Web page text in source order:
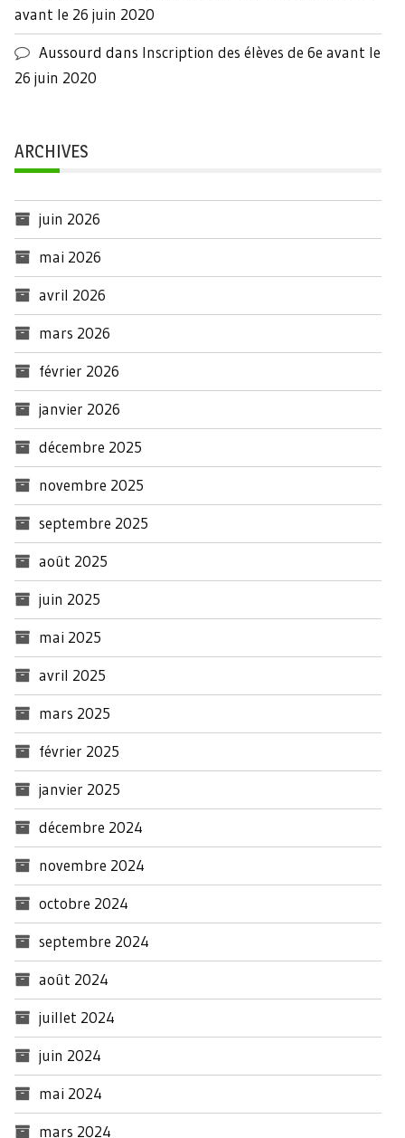
avant le 26 juin 2020
Aussourd dans Inscription des élèves de 6e avant le
26 juin 2020
ARCHIVES
juin 2026
mai 2026
avril 2026
mars 2026
février 2026
janvier 2026
décembre 2025
novembre 2025
septembre 2025
août 2025
juin 2025
mai 2025
avril 2025
mars 2025
février 2025
janvier 2025
décembre 2024
novembre 2024
octobre 2024
septembre 2024
août 2024
juillet 2024
juin 2024
mai 2024
mars 2024